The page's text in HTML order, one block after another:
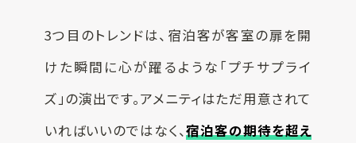
3つ目のトレンドは、宿泊客が客室の扉を開
けた瞬間に心が躍るような「プチサプライ
ズ」の演出です。アメニティはただ用意されて
いればいいのではなく、宿泊客の期待を超え